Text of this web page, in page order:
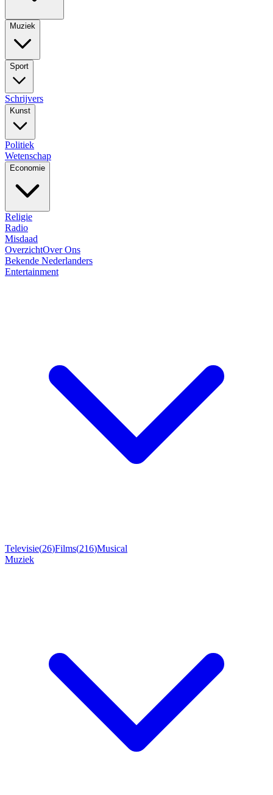
Muziek
Sport
Schrijvers
Kunst
Politiek
Wetenschap
Economie
Religie
Radio
Misdaad
OverzichtOver Ons
Bekende Nederlanders
Entertainment
Televisie(26)Films(216)Musical
Muziek